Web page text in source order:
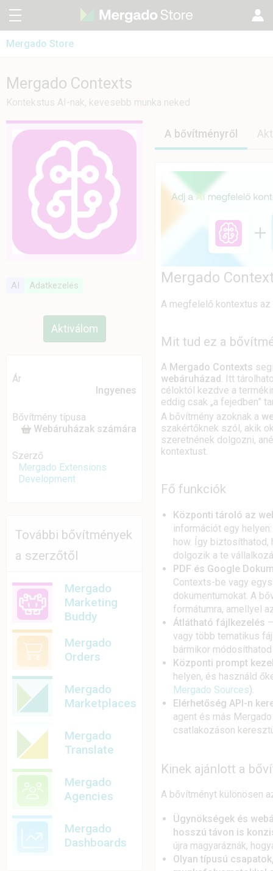
Mergado Store
Mergado Contexts
CZ
PL
Mergado Audit
Mergado Contexts
Kontekstus AI-nak, kevesebb munka neked
AI Adatkezelés
Aktiválom
Ár
Ingyenes
Bővítmény típusa
Webáruházak számára
Szerző
Mergado Extensions
Development
További bővítmények
a szerzőtől
Mergado
Marketing
Buddy
Mergado
Orders
Mergado
Marketplaces
Mergado
Translate
Mergado
Agencies
Mergado
Dashboards
A bővítményről
Mergado
A megfelelő kontextus
Mit tud ez a
A Mergado Contexts
webáruházad . Itt
céloktól kezdve a
eddig csak „a fejedben”
A bővítmény azoknak a
szakértőknek szól, akik
szeretnének dolgozni,
kontextust.
Fő funkciók
Központi tároló az
információt egy
how. Így
dolgozik a te
PDF és Google
Contexts-be vagy
dokumentumokat. A
formátumra, amellyel
Átlátható fájlkezelés
vagy több tematikus
bármikor
Központi prompt
helyen, és használd
Mergado Sources).
Elérhetőség API-n
agent és más
csatlakozáson
Kinek ajánlott a
A bővítményt különösen
Ügynökségek és
hosszú távon is
újra magyaráznák,
Olyan típusú